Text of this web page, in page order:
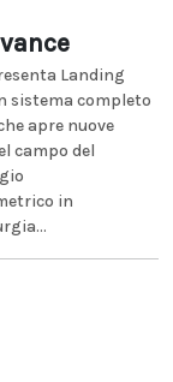
Landing
sistema completo
apre nuove
campo del
in